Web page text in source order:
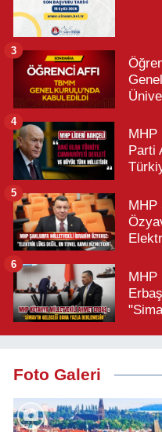
3
MHP
Parti
4
MHP
5
MHP
6
Foto Galeri